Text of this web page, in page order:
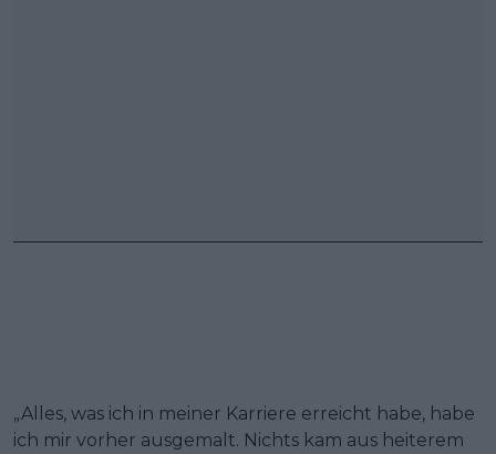
„Alles, was ich in meiner Karriere erreicht habe, habe
ich mir vorher ausgemalt. Nichts kam aus heiterem